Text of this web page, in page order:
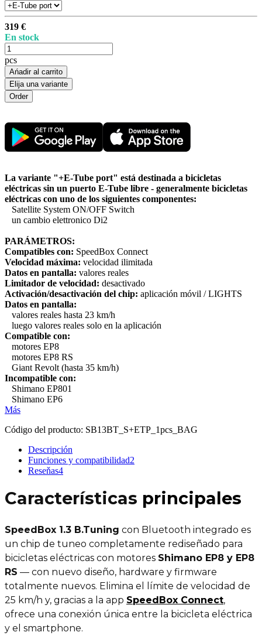
319 €
En stock
pcs
Ańadir al carrito
Elija una variante
La variante "+E-Tube port" está destinada a bicicletas
eléctricas sin un puerto E-Tube libre - generalmente bicicletas
eléctricas con uno de los siguientes componentes:
Satellite System ON/OFF Switch
un cambio elettronico Di2
PARÁMETROS:
Compatibles con: SpeedBox Connect
Velocidad máxima: velocidad ilimitada
Datos en pantalla: valores reales
Limitador de velocidad: desactivado
Activación/desactivación del chip: aplicación móvil / LIGHTS
Datos en pantalla:
valores reales hasta 23 km/h
luego valores reales solo en la aplicación
Compatible con:
motores EP8
motores EP8 RS
Giant Revolt (hasta 35 km/h)
Incompatible con:
Shimano EP801
Shimano EP6
Más
Código del producto: SB13BT_S+ETP_1pcs_BAG
Descripción
Funciones y compatibilidad2
Reseňas4
Características principales
SpeedBox 1.3 B.Tuning con Bluetooth integrado es
un chip de tuneo completamente rediseñado para
bicicletas eléctricas con motores Shimano EP8 y EP8
RS — con nuevo diseño, hardware y firmware
totalmente nuevos. Elimina el límite de velocidad de
25 km/h y, gracias a la app SpeedBox Connect,
ofrece una conexión única entre la bicicleta eléctrica
y el smartphone.